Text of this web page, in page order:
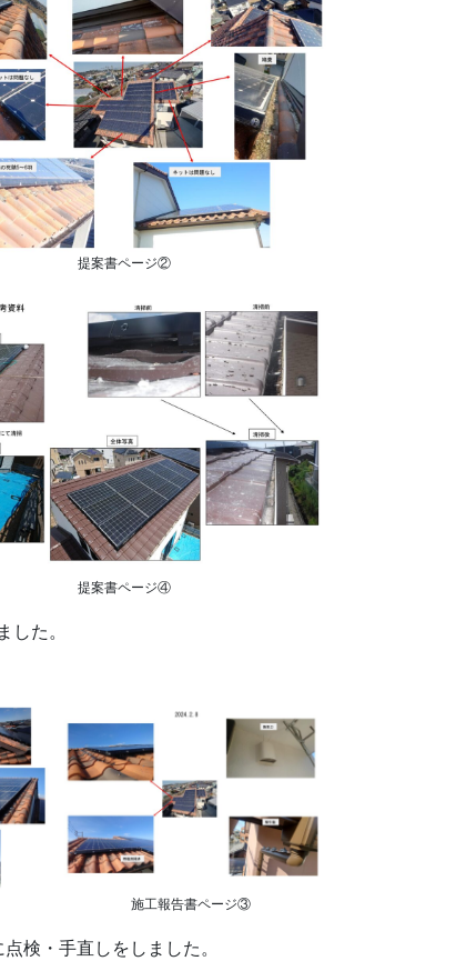
提案書ページ②
提案書ページ④
した。
施工報告書ページ③
検・手直しをしました。